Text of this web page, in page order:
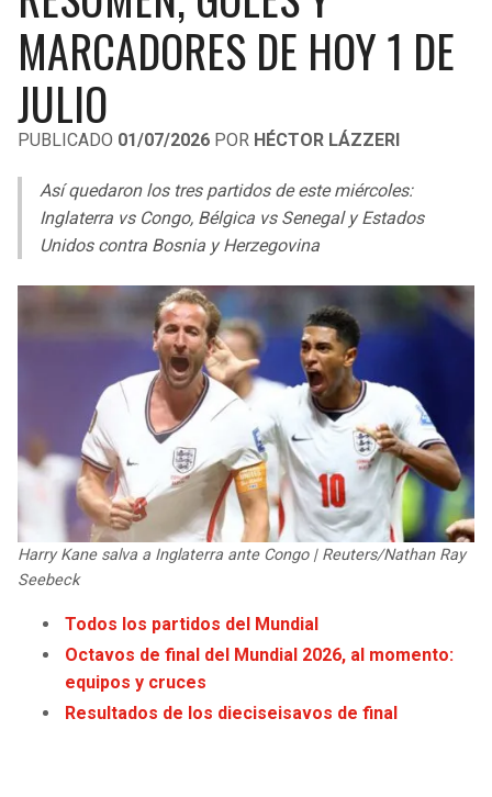
LIGA DE EXPANSIÓN MX
LEAGUES CUP
UEFA EUROPA LEAGUE
UEFA CONFERENCE LEAGUE
COPA SUDAMERICANA
LIGA BETPLAY
RAIDERS
CHARGERS
BENGALS
BROWNS
TEXANS
COLTS
JAGUARS
TITANS
COWBOYS
GIANTS
CAVALIERS
PISTONS
BUCKS
HAWKS
MAGIC
WIZARDS
WARRIORS
CLIPPERS
LAKERS
MARCADORES DE HOY 1 DE
JULIO
PUBLICADO 01/07/2026 POR HÉCTOR LÁZZERI
Así quedaron los tres partidos de este miércoles:
Inglaterra vs Congo, Bélgica vs Senegal y Estados
Unidos contra Bosnia y Herzegovina
Harry Kane salva a Inglaterra ante Congo | Reuters/Nathan Ray
Seebeck
Todos los partidos del Mundial
Octavos de final del Mundial 2026, al momento:
equipos y cruces
Resultados de los dieciseisavos de final